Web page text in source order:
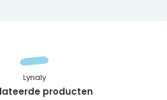
producten
Lynaly